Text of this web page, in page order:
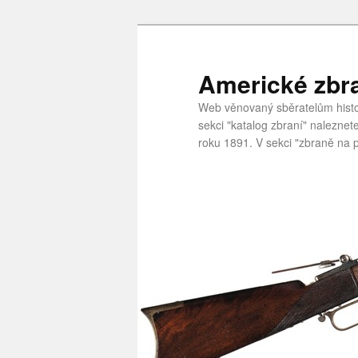
Americké
Web věnovaný sběratelům
sekci "katalog zbraní"
roku 1891. V sekci "zbraně na